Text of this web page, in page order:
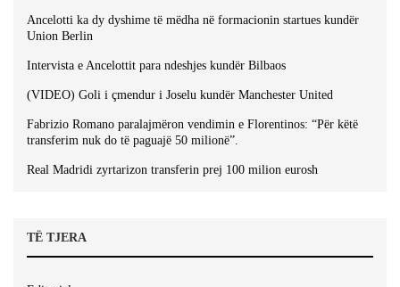
Ancelotti ka dy dyshime të mëdha në formacionin startues kundër
Union Berlin
Intervista e Ancelottit para ndeshjes kundër Bilbaos
(VIDEO) Goli i çmendur i Joselu kundër Manchester United
Fabrizio Romano paralajmëron vendimin e Florentinos: “Për këtë
transferim nuk do të paguajë 50 milionë”.
Real Madridi zyrtarizon transferin prej 100 milion eurosh
TË TJERA